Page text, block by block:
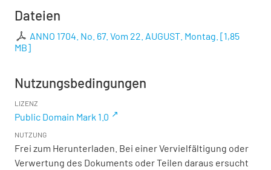
Dateien
ANNO 1704. No. 67. Vom 22. AUGUST. Montag. [1,85
MB]
Nutzungsbedingungen
LIZENZ
Public Domain Mark 1.0
NUTZUNG
Frei zum Herunterladen. Bei einer Vervielfältigung oder
Verwertung des Dokuments oder Teilen daraus ersucht